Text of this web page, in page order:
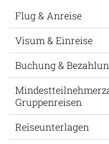
Flug & Anreise
Visum & Einreise
Buchung &
Gruppenreisen
Reiseunterlagen